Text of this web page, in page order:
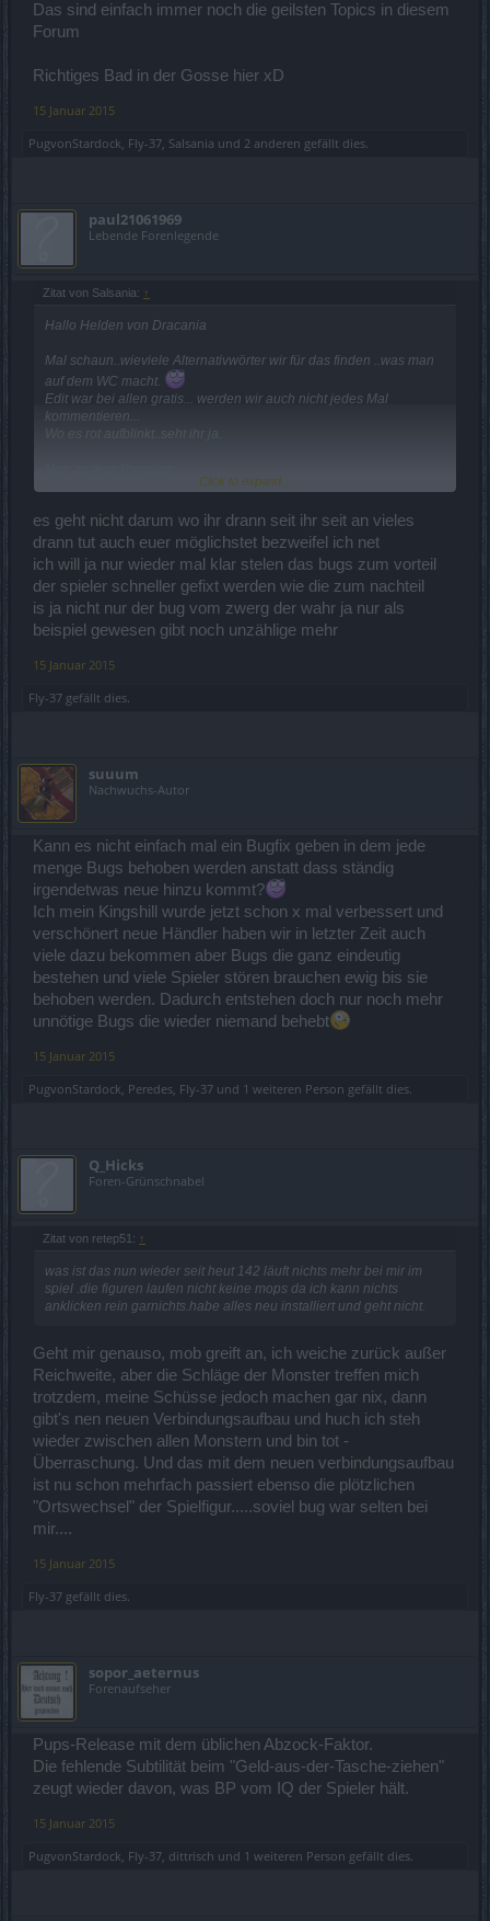
Das sind einfach immer noch die geilsten Topics in diesem
Forum
Richtiges Bad in der Gosse hier xD
15 Januar 2015
PugvonStardock Fly-37 Salsania und 2 anderen gefällt dies.
paul21061969
Lebende Forenlegende
Zitat von Salsania: ↑
Hallo Helden von Dracania
Mal schaun..wieviele Alternativwörter wir für das finden ..was man
auf dem WC macht.
Edit war bei allen gratis... werden wir auch nicht jedes Mal
kommentieren...
Wir wurden darüber informiert, das ein Skript lief..um zu sehen..ob
es diesmal funktioniert hat..die Frage.
Nun ist relevant..ob jemand etwas gutgeschrieben bekommen hat.
Wir sprechen hier nicht von 10 Spielern.. da sind schon einige
Nullen mehr dran....
Deswegen wollen wir das mit euch so schnell wie möglich..und so
unbürokratisch wie möglich über die Bühne bringen und leiten das
neue Lösung gesucht wird.
Mein Lieber Paul.. vielleicht solltest du dich dann mal öfter im
Zwergenbereich tummeln.. um zu sehen.. das wir da an einigen
Sachen dran sind.
Also erst lesen.... dann dagegen hauen.. nur so als Tip am Rande.
LG
Salsania
Click to expand...
es geht nicht darum wo ihr drann seit ihr seit an vieles
drann tut auch euer möglichstet bezweifel ich net
ich will ja nur wieder mal klar stelen das bugs zum vorteil
der spieler schneller gefixt werden wie die zum nachteil
is ja nicht nur der bug vom zwerg der wahr ja nur als
beispiel gewesen gibt noch unzählige mehr
15 Januar 2015
Fly-37 gefällt dies.
suuum
Nachwuchs-Autor
Kann es nicht einfach mal ein Bugfix geben in dem jede
menge Bugs behoben werden anstatt dass ständig
irgendetwas neue hinzu kommt?
Ich mein Kingshill wurde jetzt schon x mal verbessert und
verschönert neue Händler haben wir in letzter Zeit auch
viele dazu bekommen aber Bugs die ganz eindeutig
bestehen und viele Spieler stören brauchen ewig bis sie
behoben werden. Dadurch entstehen doch nur noch mehr
unnötige Bugs die wieder niemand behebt
15 Januar 2015
PugvonStardock Peredes Fly-37 und 1 weiteren Person gefällt dies.
Q_Hicks
Foren-Grünschnabel
Zitat von retep51: ↑
was ist das nun wieder seit heut 142 läuft nichts mehr bei mir im
spiel .die figuren laufen nicht keine mops da ich kann nichts
anklicken rein garnichts.habe alles neu installiert und geht nicht.
Geht mir genauso, mob greift an, ich weiche zurück außer
Reichweite, aber die Schläge der Monster treffen mich
trotzdem, meine Schüsse jedoch machen gar nix, dann
gibt's nen neuen Verbindungsaufbau und huch ich steh
wieder zwischen allen Monstern und bin tot -
Überraschung. Und das mit dem neuen verbindungsaufbau
ist nu schon mehrfach passiert ebenso die plötzlichen
"Ortswechsel" der Spielfigur.....soviel bug war selten bei
mir....
15 Januar 2015
Fly-37 gefällt dies.
sopor_aeternus
Forenaufseher
Pups-Release mit dem üblichen Abzock-Faktor.
Die fehlende Subtilität beim "Geld-aus-der-Tasche-ziehen"
zeugt wieder davon, was BP vom IQ der Spieler hält.
15 Januar 2015
PugvonStardock, Fly-37, dittrisch und 1 weiteren Person gefällt dies.